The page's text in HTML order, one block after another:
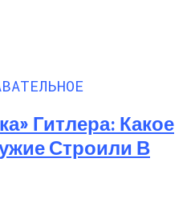
Гитлера: Какое
Строили В